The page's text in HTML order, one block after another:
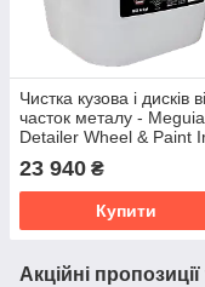
Чистка кузова і дисків
часток металу -
Detailer Wheel & Paint
Decon 18,93 л.
23 940 ₴
Купити
Акційні